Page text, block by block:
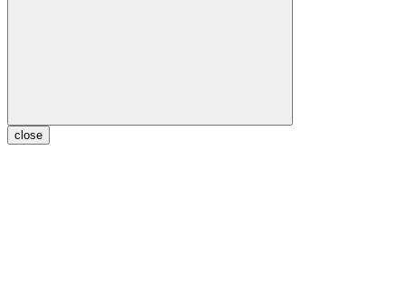
close